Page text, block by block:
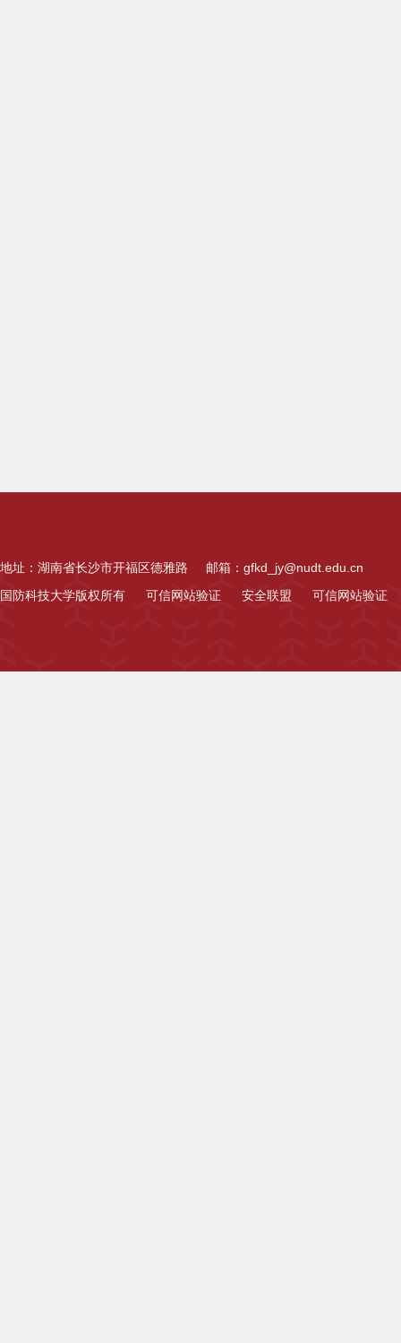
地址：湖南省长沙市开福区德雅路
邮箱：gfkd_jy@nudt.edu.cn
国防科技大学版权所有
可信网站验证 安全联盟 可信网站验证